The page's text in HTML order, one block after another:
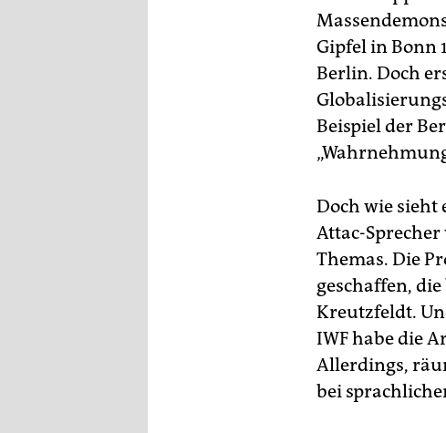
Gipfel in Bonn
Berlin. Doch
Beispiel der
Doch wie sieht
Attac-
Themas. Die
geschaffen,
Kreutzfeldt.
IWF habe die
Allerdings,
bei